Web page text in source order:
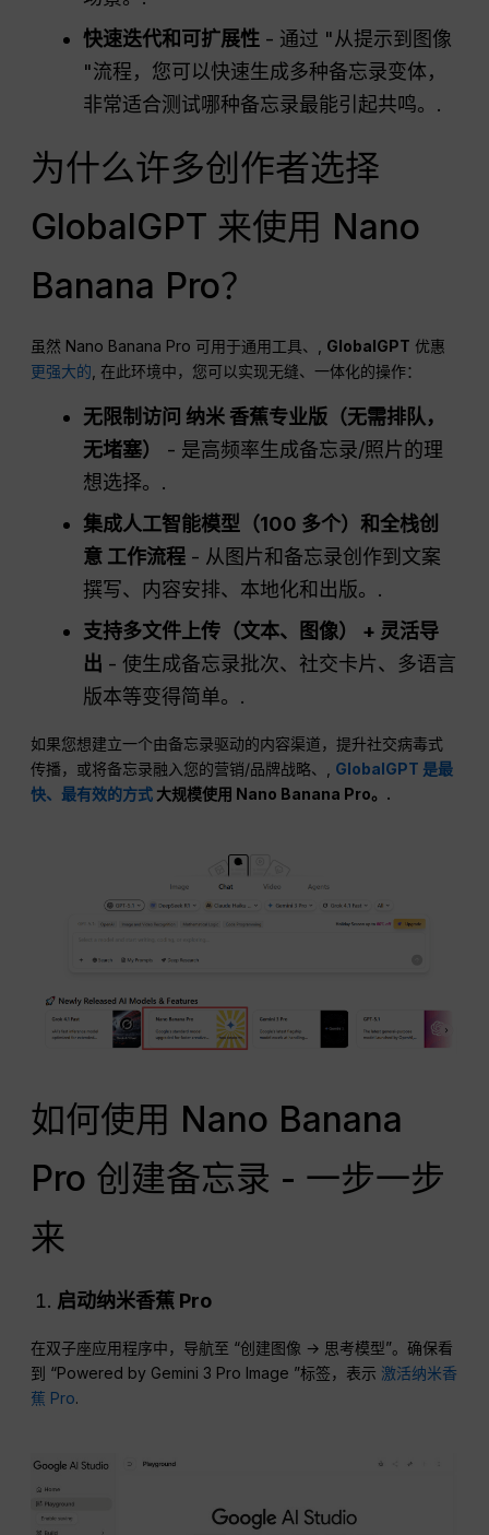
快速迭代和可扩展性 - 通过 "从提示到图像
"流程，您可以快速生成多种备忘录变体，
非常适合测试哪种备忘录最能引起共鸣。.
为什么许多创作者选择
GlobalGPT 来使用 Nano
Banana Pro？
虽然 Nano Banana Pro 可用于通用工具、, GlobalGPT 优惠
更强大的, 在此环境中，您可以实现无缝、一体化的操作：
无限制访问 纳米香蕉专业版（无需排队，
无堵塞）
- 是高频率生成备忘录/照片的理
想选择。.
集成人工智能模型（100 多个）和全栈创
意 工作流程 - 从图片和备忘录创作到文案
撰写、内容安排、本地化和出版。.
支持多文件上传（文本、图像） + 灵活导
出 - 使生成备忘录批次、社交卡片、多语言
版本等变得简单。.
如果您想建立一个由备忘录驱动的内容渠道，提升社交病毒式
传播，或将备忘录融入您的营销/品牌战略、, GlobalGPT 是最
快、最有效的方式 大规模使用 Nano Banana Pro。.
如何使用 Nano Banana
Pro 创建备忘录 - 一步一步
来
启动纳米香蕉 Pro
在双子座应用程序中，导航至 “创建图像 → 思考模型”。确保看
到 “Powered by Gemini 3 Pro Image ”标签，表示 激活纳米香
蕉 Pro.